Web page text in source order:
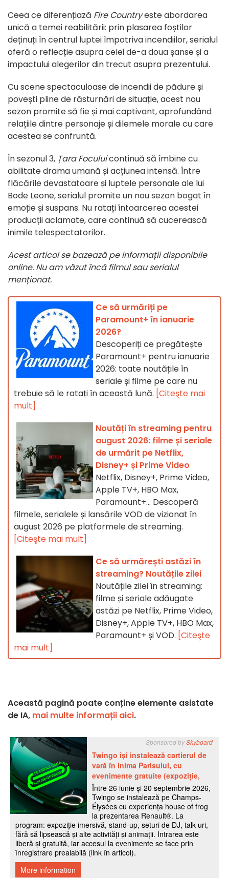
Ceea ce diferențiază Fire Countryeste abordarea
unică a temei reabilitării: prin plasarea foștilor
deținuți în centrul luptei împotriva incendiilor, serialul
oferă o reflecție asupra celei de-a doua șanse și a
impactului alegerilor din trecut asupra prezentului.
Cu scene spectaculoase de incendii de pădure și
povești pline de răsturnări de situație, acest nou
sezon promite să fie și mai captivant, aprofundând
relațiile dintre personaje și dilemele morale cu care
acestea se confruntă.
În sezonul 3, Țara Foculuicontinuă să îmbine cu
abilitate drama umană și acțiunea intensă. Între
flăcările devastatoare și luptele personale ale lui
Bode Leone, serialul promite un nou sezon bogat în
emoție și suspans. Nu ratați întoarcerea acestei
producții aclamate, care continuă să cucerească
inimile telespectatorilor.
Acest articol se bazează pe informații disponibile
online. Nu am văzut încă filmul sau serialul
menționat.
Ce să urmăriți pe
Paramount+ în ianuarie
2026?
Descoperiți ce pregătește
Paramount+ pentru ianuarie
2026: toate noutățile în
seriale și filme pe care nu
trebuie să le ratați în această lună. [Citeşte mai
mult]
Noutăți în streaming pentru
august 2026: filme și seriale
de urmărit pe Netflix,
Disney+ și Prime Video
Netflix, Disney+, Prime Video,
Apple TV+, HBO Max,
Paramount+… Descoperă
filmele, serialele și lansările VOD de vizionat în
august 2026 pe platformele de streaming.
[Citeşte mai mult]
Ce să urmărești astăzi în
streaming? Noutățile zilei
Noutățile zilei în streaming:
filme și seriale adăugate
astăzi pe Netflix, Prime Video,
Disney+, Apple TV+, HBO Max,
Paramount+ și VOD. [Citeşte
mai mult]
Această pagină poate conține elemente asistate
de IA, mai multe informații aici.